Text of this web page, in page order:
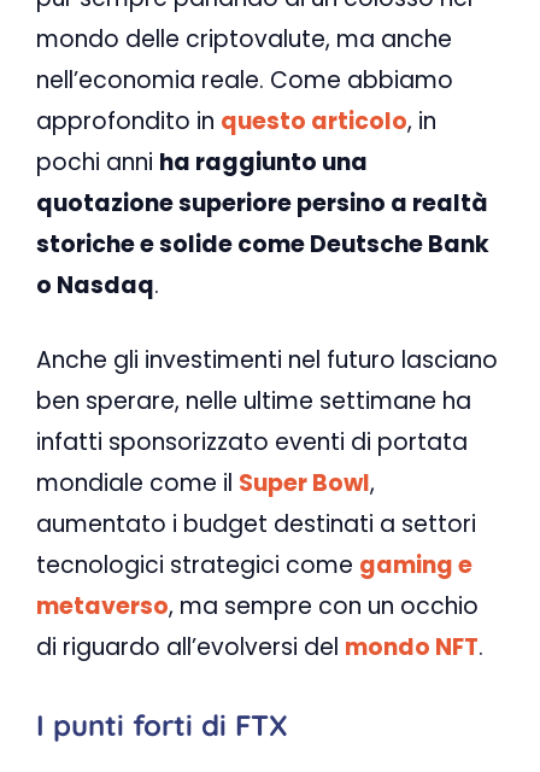
mondo delle criptovalute, ma anche
nell’economia reale. Come abbiamo
approfondito in questo articolo, in
pochi anni ha raggiunto una
quotazione superiore persino a realtà
storiche e solide come Deutsche Bank
o Nasdaq.
Anche gli investimenti nel futuro lasciano
ben sperare, nelle ultime settimane ha
infatti sponsorizzato eventi di portata
mondiale come il Super Bowl,
aumentato i budget destinati a settori
tecnologici strategici come gaming e
metaverso, ma sempre con un occhio
di riguardo all’evolversi del mondo NFT.
I punti forti di FTX